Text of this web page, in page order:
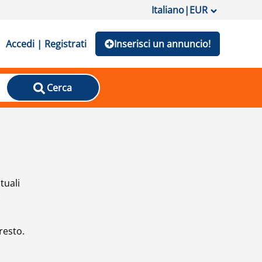
Italiano|EUR
Accedi | Registrati Inserisci un annuncio!
Cerca